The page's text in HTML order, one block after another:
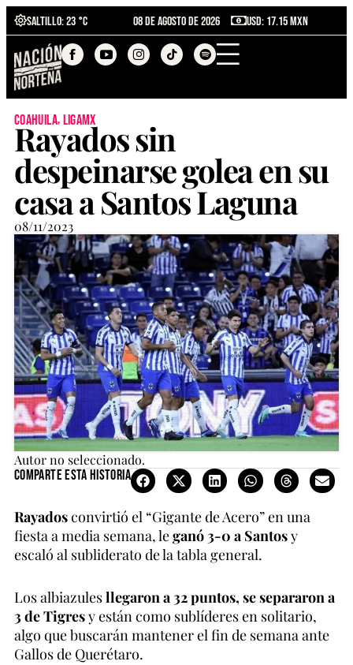
Saltillo: 23 °C 08 de agosto de 2026 USD: 17.15 MXN
coahuila, ligamx
Rayados sin
despeinarse golea en su
casa a Santos Laguna
08/11/2023
Autor no seleccionado.
Comparte esta historia
Rayadosconvirtió el “Gigante de Acero” en una
fiesta a media semana, leganó 3-0 a Santosy
escaló al subliderato de la tabla general.
Los albiazulesllegaron a 32 puntos, se separaron a
3 de Tigresy están como sublíderes en solitario,
algo que buscarán mantener el fin de semana ante
Gallos de Querétaro.